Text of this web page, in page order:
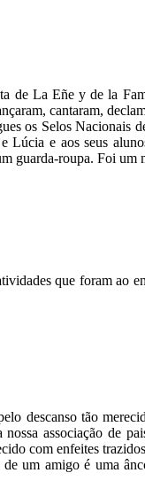
La Eñe y de la
cantaram,
os Selos
e aos seus
roupa. Foi
que foram ao
descanso tão
associação de
com enfeites
amigo é uma